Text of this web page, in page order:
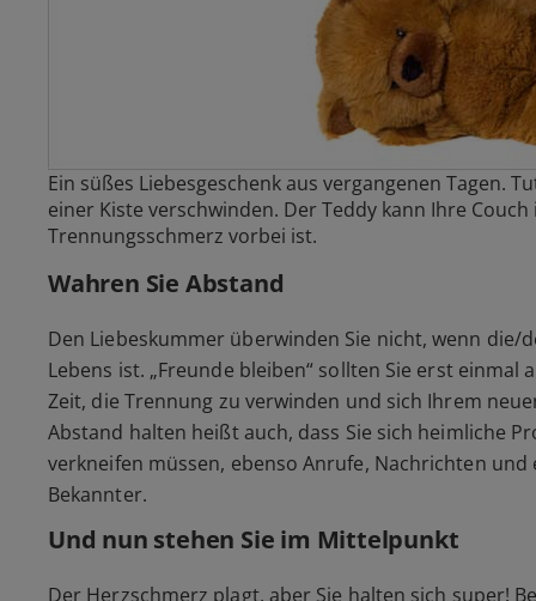
Ein süßes Liebesgeschenk aus vergangenen Tagen.
einer Kiste verschwinden. Der Teddy kann Ihre
Trennungsschmerz vorbei ist.
Wahren Sie Abstand
Den Liebeskummer überwinden Sie nicht, wenn die/
Lebens ist. „Freunde bleiben“ sollten Sie erst einmal
Zeit, die Trennung zu verwinden und sich Ihrem
Abstand halten heißt auch, dass Sie sich heimliche
verkneifen müssen, ebenso Anrufe, Nachrichten
Bekannter.
Und nun stehen Sie im Mittelpunkt
Der Herzschmerz plagt, aber Sie halten sich super!